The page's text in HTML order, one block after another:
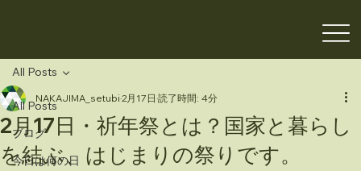
All Posts
ブログ
今日は何の日
All Posts
2月17日・祈年祭とは？国家と暮らし
を結ぶ、はじまりの祭りです。
NAKAJIMA_setubi 2月17日 読了時間: 4分